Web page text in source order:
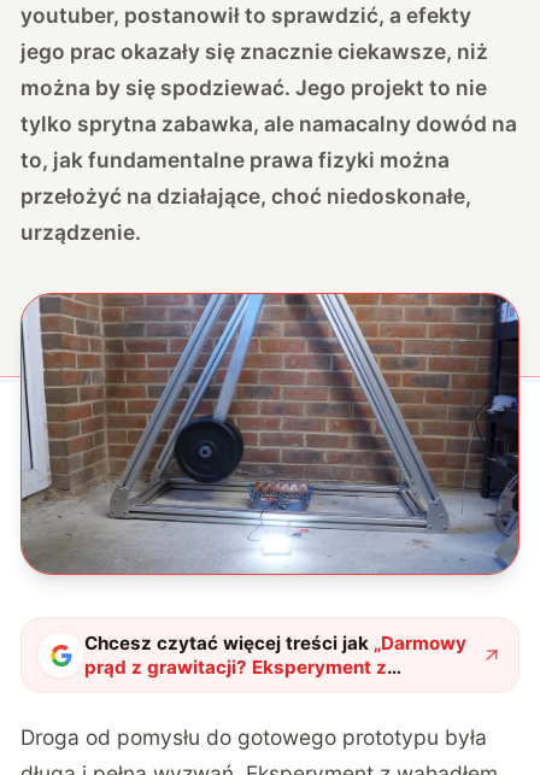
youtuber, postanowił to sprawdzić, a efekty
jego prac okazały się znacznie ciekawsze, niż
można by się spodziewać. Jego projekt to nie
tylko sprytna zabawka, ale namacalny dowód na
to, jak fundamentalne prawa fizyki można
przełożyć na działające, choć niedoskonałe,
urządzenie.
Chcesz czytać więcej treści jak „Darmowy
prąd z grawitacji? Eksperyment z
wahadłem robi furorę w sieci"?
Droga od pomysłu do gotowego prototypu była